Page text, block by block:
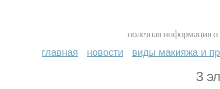
полезная информация
главная новости виды макияжа и
3